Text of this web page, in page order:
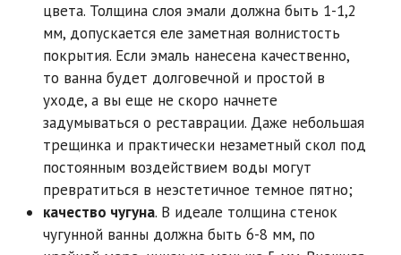
цвета. Толщина слоя эмали должна быть 1-1,2
мм, допускается еле заметная волнистость
покрытия. Если эмаль нанесена качественно,
то ванна будет долговечной и простой в
уходе, а вы еще не скоро начнете
задумываться о реставрации. Даже небольшая
трещинка и практически незаметный скол под
постоянным воздействием воды могут
превратиться в неэстетичное темное пятно;
качество чугуна. В идеале толщина стенок
чугунной ванны должна быть 6-8 мм, по